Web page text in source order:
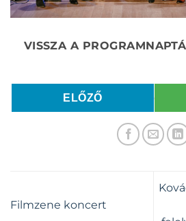
ELŐZŐ
Filmzene koncert